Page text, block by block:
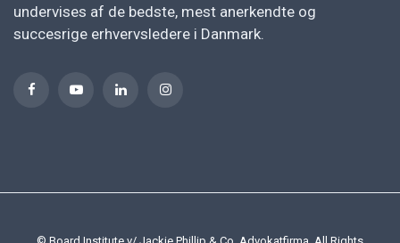
undervises af de bedste, mest anerkendte og
succesrige erhvervsledere i Danmark.